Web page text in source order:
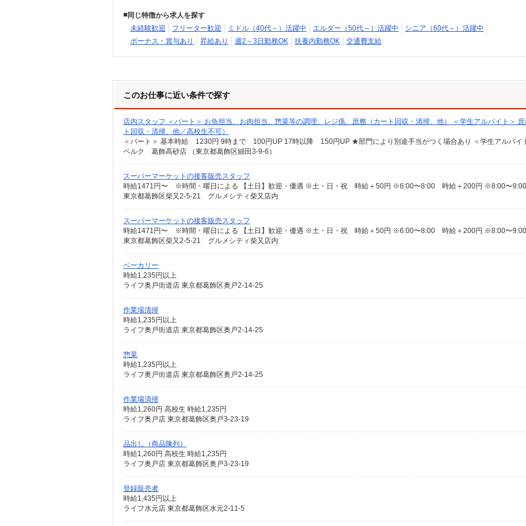
同じ特徴から求人を探す
未経験歓迎
フリーター歓迎 ミドル（40代～）活躍中 エルダー（50代～）活躍中
シニア（60代～）活躍中
ボーナス・賞与あり
昇給あり 週2～3日勤務OK 扶養内勤務OK 交通費支給
このお仕事に近い条件で探す
店内スタッフ ＜パート＞ お魚担当、お肉担当、惣菜等の調理、レジ係、庶務（カート回収・清掃、他） ＜学生アルバイト＞
ト回収・清掃、他／高校生不可）
ベルク 葛飾高砂店 （東京都葛飾区細田3-9-6）
スーパーマーケットの接客販売スタッフ
東京都葛飾区柴又2-5-21 グルメシティ柴又店内
スーパーマーケットの接客販売スタッフ
東京都葛飾区柴又2-5-21 グルメシティ柴又店内
ベーカリー
時給1,235円以上
ライフ奥戸街道店 東京都葛飾区奥戸2-14-25
作業場清掃
時給1,235円以上
ライフ奥戸街道店 東京都葛飾区奥戸2-14-25
惣菜
時給1,235円以上
ライフ奥戸街道店 東京都葛飾区奥戸2-14-25
作業場清掃
時給1,260円 高校生 時給1,235円
ライフ奥戸店 東京都葛飾区奥戸3-23-19
品出し（商品陳列）
時給1,260円 高校生 時給1,235円
ライフ奥戸店 東京都葛飾区奥戸3-23-19
登録販売者
時給1,435円以上
ライフ水元店 東京都葛飾区水元2-11-5